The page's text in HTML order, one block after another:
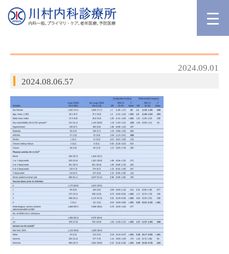
2024.09.01
2024.08.06.57